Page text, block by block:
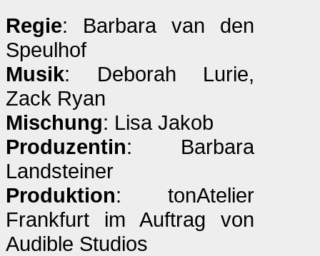
Regie: Barbara van den
Speulhof
Musik: Deborah Lurie,
Zack Ryan
Mischung: Lisa Jakob
Produzentin: Barbara
Landsteiner
Produktion: tonAtelier
Frankfurt im Auftrag von
Audible Studios